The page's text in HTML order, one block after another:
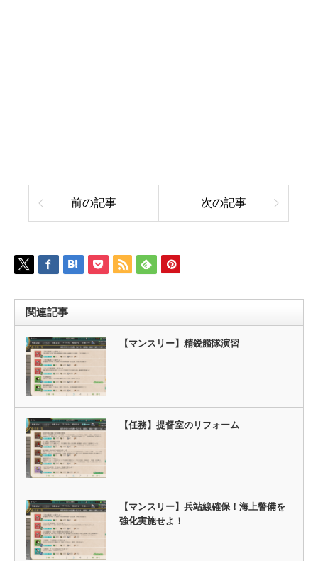
前の記事 次の記事
関連記事
【マンスリー】精鋭艦隊演習
【任務】提督室のリフォーム
【マンスリー】兵站線確保！海上警備を
強化実施せよ！